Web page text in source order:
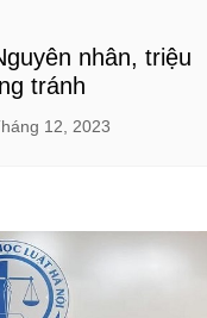
nhân, triệu
tránh
12, 2023